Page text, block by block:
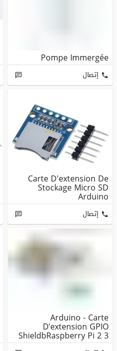
Pompe Immergée
إتصال
Carte D'extension De
Stockage Micro SD
Arduino
إتصال
Arduino - Carte
D’extension GPIO
ShieldbRaspberry Pi 2 3
B B + Vis De ...